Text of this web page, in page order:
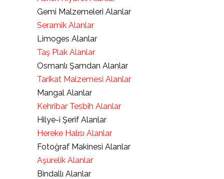
Gemi Malzemeleri Alanlar
Seramik Alanlar
Limoges Alanlar
Taş Plak Alanlar
Osmanlı Şamdan Alanlar
Tarikat Malzemesi Alanlar
Mangal Alanlar
Kehribar Tesbih Alanlar
Hilye-i Şerif Alanlar
Hereke Halısı Alanlar
Fotoğraf Makinesi Alanlar
Aşurelik Alanlar
Bindallı Alanlar